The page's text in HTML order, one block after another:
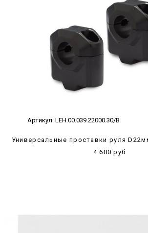
Артикул: LEH.00.039.22000.30/B
Универсальные проставки руля
4 600 руб